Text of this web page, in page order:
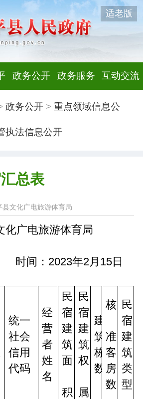
适老版
政务公开 政务服务 互动交流
政务公开> 重点领域信息公
执法信息公开
总表
县文化广电旅游体育局
文化广电旅游体育局
年2月15日
统一
社会
信用
代码
经
营
者
姓
名
民
宿
建
筑
面
积
民
宿
建
筑
权
属
建
筑
栋
数
核
准
客
房
数
民
宿
建
筑
类
型